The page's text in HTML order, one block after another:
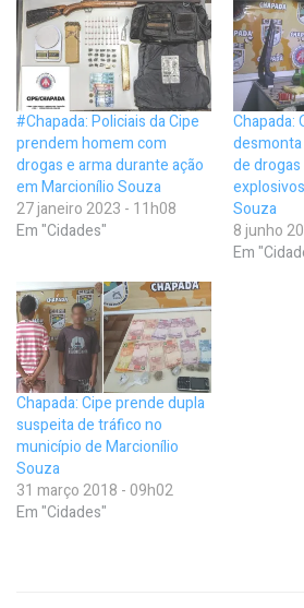
#Chapada: Policiais da Cipe
prendem homem com
drogas e arma durante ação
em Marcionílio Souza
27 janeiro 2023 - 11h08
Em "Cidades"
Chapada:
de
Souza
8 junho
Em
Chapada: Cipe prende dupla
suspeita de tráfico no
município de Marcionílio
Souza
31 março 2018 - 09h02
Em "Cidades"